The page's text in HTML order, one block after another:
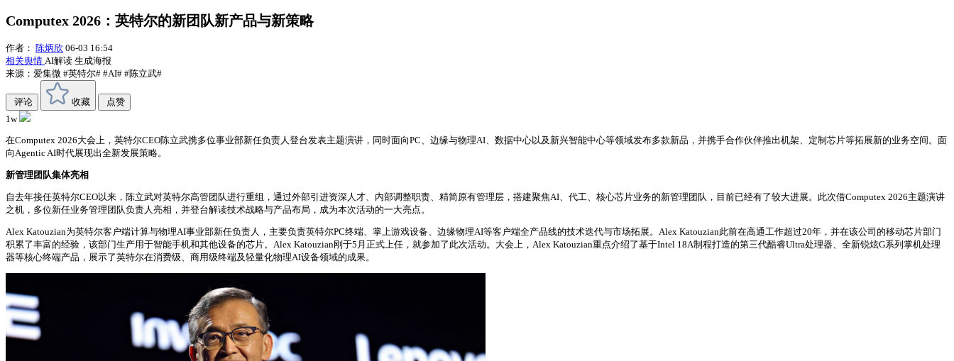
Computex 2026：英特尔的新团队新产品与新策略
作者： 陈炳欣 06-03 16:54
相关舆情 AI解读 生成海报
来源：爱集微 #英特尔# #AI# #陈立武#
评论 收藏
点赞
1w
在Computex 2026大会上，英特尔CEO陈立武携多位事业部新任负责人登台发表主题演讲，同时面向PC、边缘与物理AI、数据中心以及新兴智能中心等领域发布多款新品，并携手合作伙伴推出机架、定制芯片等拓展新的业务空间。面
向Agentic AI时代展现出全新发展策略。
新管理团队集体亮相
自去年接任英特尔CEO以来，陈立武对英特尔高管团队进行重组，通过外部引进资深人才、内部调整职责、精简原有管理层，搭建聚焦AI、代工、核心芯片业务的新管理团队，目前已经有了较大进展。此次借Computex 2026主题演讲
之机，多位新任业务管理团队负责人亮相，并登台解读技术战略与产品布局，成为本次活动的一大亮点。
Alex Katouzian为英特尔客户端计算与物理AI事业部新任负责人，主要负责英特尔PC终端、掌上游戏设备、边缘物理AI等客户端全产品线的技术迭代与市场拓展。Alex Katouzian此前在高通工作超过20年，并在该公司的移动芯片部门
积累了丰富的经验，该部门生产用于智能手机和其他设备的芯片。Alex Katouzian刚于5月正式上任，就参加了此次活动。大会上，Alex Katouzian重点介绍了基于Intel 18A制程打造的第三代酷睿Ultra处理器、全新锐炫G系列掌机处理
器等核心终端产品，展示了英特尔在消费级、商用级终端及轻量化物理AI设备领域的成果。